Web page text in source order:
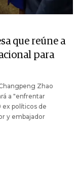
que reúne a
para
Zhao
a "enfrentar
ex políticos de
y embajador